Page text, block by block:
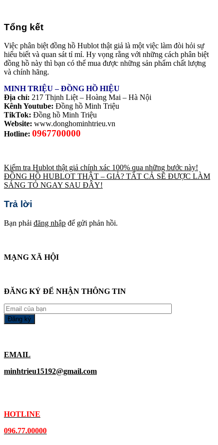
Tổng kết
Việc phân biệt đồng hồ Hublot thật giả là một việc làm đòi hỏi sự
hiểu biết và quan sát tỉ mỉ. Hy vọng rằng với những cách phân biệt
đồng hồ này thì bạn có thể mua được những sản phẩm chất lượng
và chính hãng.
MINH TRIỆU – ĐỒNG HỒ HIỆU
Địa chỉ: 217 Thịnh Liệt – Hoàng Mai – Hà Nội
Kênh Youtube: Đồng hồ Minh Triệu
TikTok: Đồng hồ Minh Triệu
Website: www.donghominhtrieu.vn
Hotline: 0967700000
Kiểm tra Hublot thật giả chính xác 100% qua những bước này!
ĐỒNG HỒ HUBLOT THẬT – GIẢ? TẤT CẢ SẼ ĐƯỢC LÀM
SÁNG TỎ NGAY SAU ĐÂY!
Trả lời
Bạn phải đăng nhập để gửi phản hồi.
MẠNG XÃ HỘI
ĐĂNG KÝ ĐỂ NHẬN THÔNG TIN
EMAIL
minhtrieu15192@gmail.com
HOTLINE
096.77.00000